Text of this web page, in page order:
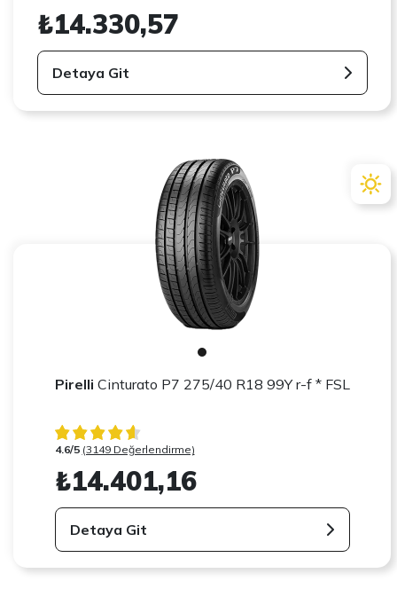
₺14.330,57
Detaya Git
Pirelli Cinturato P7 275/40 R18 99Y r-f * FSL
4.6/5 (3149 Değerlendirme)
₺14.401,16
Detaya Git